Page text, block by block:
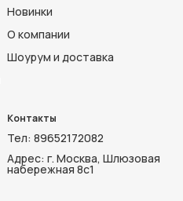
Новинки
О компании
Шоурум и доставка
Контакты
Тел: 89652172082
Адрес: г. Москва, Шлюзовая
набережная 8с1